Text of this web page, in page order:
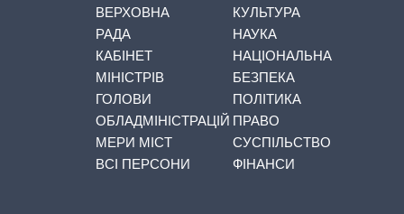
ВЕРХОВНА
РАДА
КАБІНЕТ
МІНІСТРІВ
ГОЛОВИ
ОБЛАДМІНІСТРАЦІЙ
МЕРИ МІСТ
ВСІ ПЕРСОНИ
КУЛЬТУРА
НАУКА
НАЦІОНАЛЬНА
БЕЗПЕКА
ПОЛІТИКА
ПРАВО
СУСПІЛЬСТВО
ФІНАНСИ